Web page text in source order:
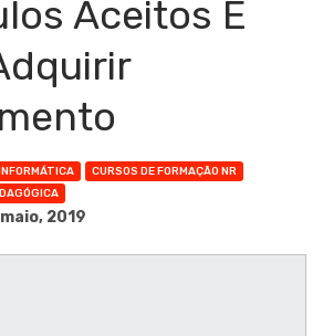
Aceitos E
CURSOS DE FORMAÇÃO NR
2019